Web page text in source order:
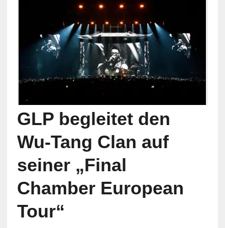
GLP begleitet den
Wu-Tang Clan auf
seiner „Final
Chamber European
Tour“